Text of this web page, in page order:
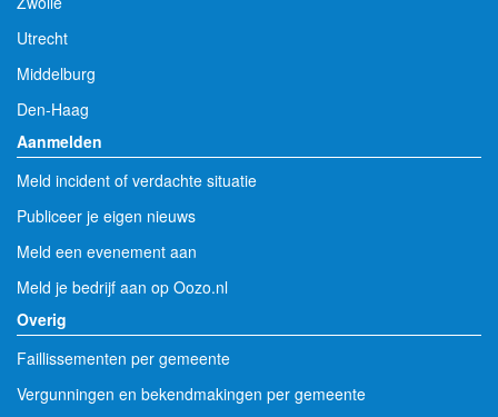
Utrecht
Middelburg
Den-Haag
Aanmelden
Meld incident of verdachte situatie
Publiceer je eigen nieuws
Meld een evenement aan
Meld je bedrijf aan op Oozo.nl
Overig
Faillissementen per gemeente
Vergunningen en bekendmakingen per gemeente